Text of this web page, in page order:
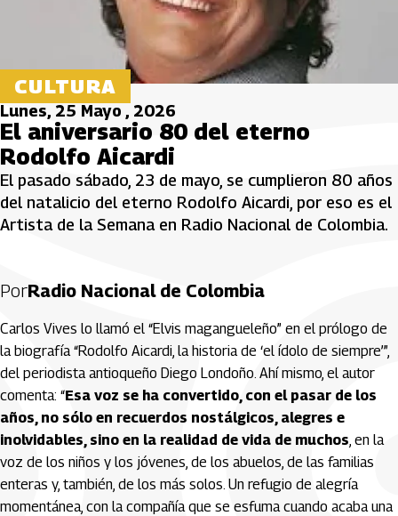
CULTURA
Lunes, 25 Mayo , 2026
El aniversario 80 del eterno
Rodolfo Aicardi
El pasado sábado, 23 de mayo, se cumplieron 80 años
del natalicio del eterno Rodolfo Aicardi, por eso es el
Artista de la Semana en Radio Nacional de Colombia.
PorRadio Nacional de Colombia
Carlos Vives lo llamó el “Elvis magangueleño” en el prólogo de
la biografía “Rodolfo Aicardi, la historia de ‘el ídolo de siempre’”,
del periodista antioqueño Diego Londoño. Ahí mismo, el autor
comenta: “Esa voz se ha convertido, con el pasar de los
años, no sólo en recuerdos nostálgicos, alegres e
inolvidables, sino en la realidad de vida de muchos, en la
voz de los niños y los jóvenes, de los abuelos, de las familias
enteras y, también, de los más solos. Un refugio de alegría
momentánea, con la compañía que se esfuma cuando acaba una